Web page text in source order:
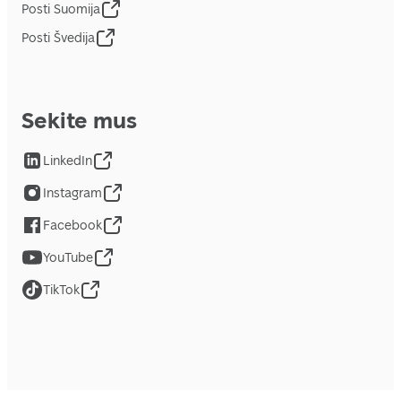
Posti Suomija
Posti Švedija
Sekite mus
LinkedIn
Instagram
Facebook
YouTube
TikTok